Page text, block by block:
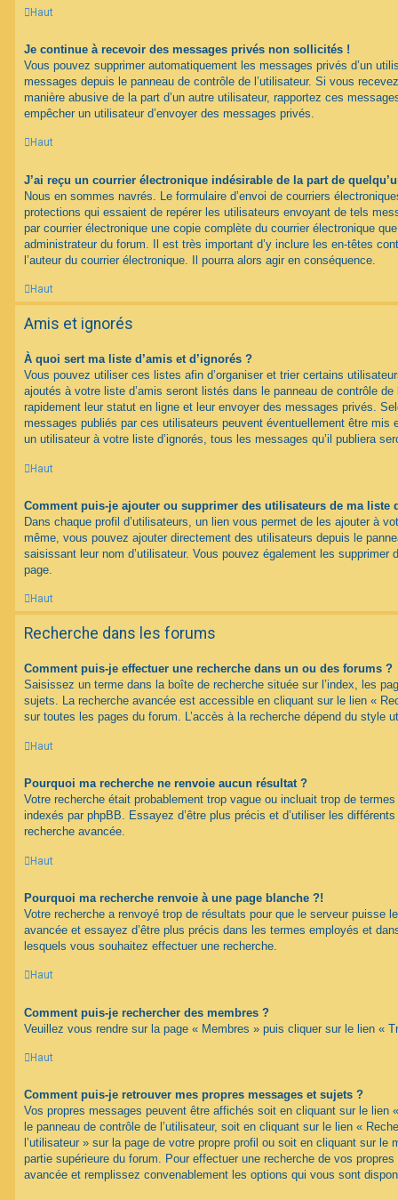
Haut
Je continue à recevoir des messages privés non sollicités !
Vous pouvez supprimer automatiquement les messages privés d’un
messages depuis le panneau de contrôle de l’utilisateur. Si vous
manière abusive de la part d’un autre utilisateur, rapportez ces
empêcher un utilisateur d’envoyer des messages privés.
Haut
J’ai reçu un courrier électronique indésirable de la part de
Nous en sommes navrés. Le formulaire d’envoi de courriers
protections qui essaient de repérer les utilisateurs envoyant de tels
par courrier électronique une copie complète du courrier électronique
administrateur du forum. Il est très important d’y inclure les en-têtes
l’auteur du courrier électronique. Il pourra alors agir en conséquence.
Haut
Amis et ignorés
À quoi sert ma liste d’amis et d’ignorés ?
Vous pouvez utiliser ces listes afin d’organiser et trier certains
ajoutés à votre liste d’amis seront listés dans le panneau de contrôle de
rapidement leur statut en ligne et leur envoyer des messages privés.
messages publiés par ces utilisateurs peuvent éventuellement être mis
un utilisateur à votre liste d’ignorés, tous les messages qu’il publiera
Haut
Comment puis-je ajouter ou supprimer des utilisateurs de ma liste
Dans chaque profil d’utilisateurs, un lien vous permet de les ajouter à
même, vous pouvez ajouter directement des utilisateurs depuis le
saisissant leur nom d’utilisateur. Vous pouvez également les
page.
Haut
Recherche dans les forums
Comment puis-je effectuer une recherche dans un ou des forums ?
Saisissez un terme dans la boîte de recherche située sur l’index, les
sujets. La recherche avancée est accessible en cliquant sur le lien «
sur toutes les pages du forum. L’accès à la recherche dépend du style
Haut
Pourquoi ma recherche ne renvoie aucun résultat ?
Votre recherche était probablement trop vague ou incluait trop de
indexés par phpBB. Essayez d’être plus précis et d’utiliser les
recherche avancée.
Haut
Pourquoi ma recherche renvoie à une page blanche ?!
Votre recherche a renvoyé trop de résultats pour que le serveur puisse
avancée et essayez d’être plus précis dans les termes employés et
lesquels vous souhaitez effectuer une recherche.
Haut
Comment puis-je rechercher des membres ?
Veuillez vous rendre sur la page « Membres » puis cliquer sur le lien «
Haut
Comment puis-je retrouver mes propres messages et sujets ?
Vos propres messages peuvent être affichés soit en cliquant sur le lien
le panneau de contrôle de l’utilisateur, soit en cliquant sur le lien «
l’utilisateur » sur la page de votre propre profil ou soit en cliquant sur le
partie supérieure du forum. Pour effectuer une recherche de vos
avancée et remplissez convenablement les options qui vous sont